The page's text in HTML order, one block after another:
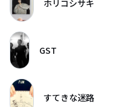
ホリコシサキ
GST
すてきな迷路